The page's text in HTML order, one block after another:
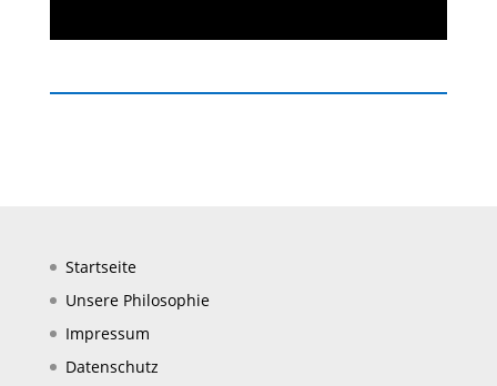
Startseite
Unsere Philosophie
Impressum
Datenschutz